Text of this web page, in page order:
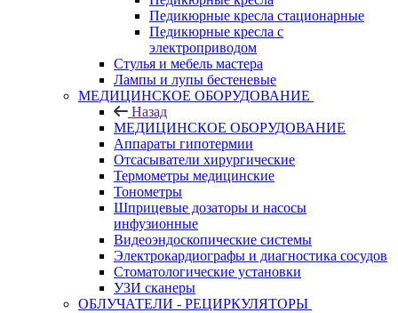
Педикюрные кресла стационарные
Педикюрные кресла с
электроприводом
Стулья и мебель мастера
Лампы и лупы бестеневые
МЕДИЦИНСКОЕ ОБОРУДОВАНИЕ
Назад
МЕДИЦИНСКОЕ ОБОРУДОВАНИЕ
Аппараты гипотермии
Отсасыватели хирургические
Термометры медицинские
Тонометры
Шприцевые дозаторы и насосы
инфузионные
Видеоэндоскопические системы
Электрокардиографы и диагностика сосудов
Стоматологические установки
УЗИ сканеры
ОБЛУЧАТЕЛИ - РЕЦИРКУЛЯТОРЫ